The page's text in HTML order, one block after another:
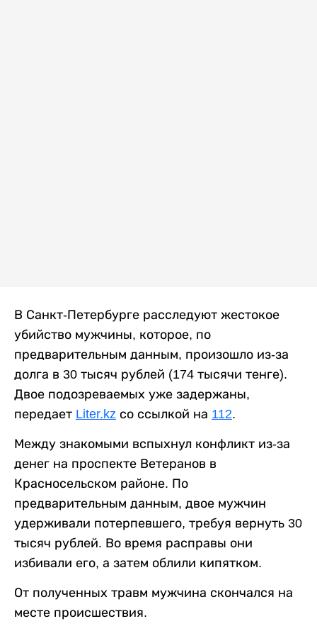
В Санкт-Петербурге расследуют жестокое
убийство мужчины, которое, по
предварительным данным, произошло из-за
долга в 30 тысяч рублей (174 тысячи тенге).
Двое подозреваемых уже задержаны,
передает Liter.kz со ссылкой на 112.
Между знакомыми вспыхнул конфликт из-за
денег на проспекте Ветеранов в
Красносельском районе. По
предварительным данным, двое мужчин
удерживали потерпевшего, требуя вернуть 30
тысяч рублей. Во время расправы они
избивали его, а затем облили кипятком.
От полученных травм мужчина скончался на
месте происшествия.